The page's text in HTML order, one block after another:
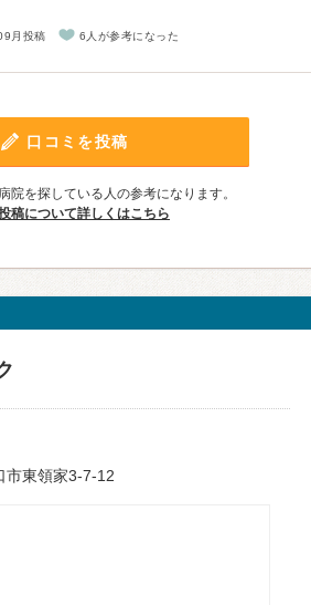
月投稿 6人が参考になった
口コミを投稿
院を探している人の参考になります。
稿について詳しくはこちら
市東領家3-7-12